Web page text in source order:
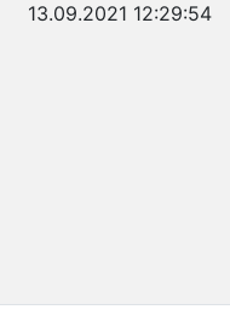
13.09.2021 12:29:54